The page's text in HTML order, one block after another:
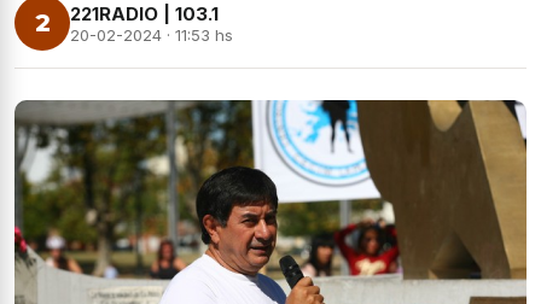
2 221RADIO | 103.1
20-02-2024 · 11:53 hs